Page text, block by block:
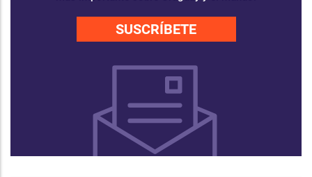
SUSCRÍBETE